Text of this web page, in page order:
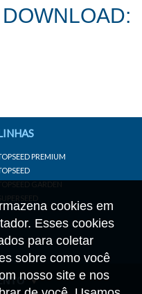
cookies em
Esses cookies
para coletar
sobre como você
nosso site e nos
PREMIUM
TOPSEED GARDEN